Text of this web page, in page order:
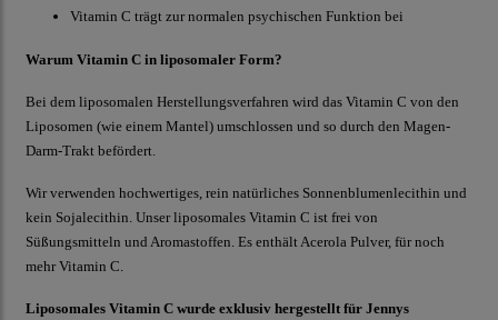
Vitamin C trägt zur normalen psychischen Funktion bei
Warum Vitamin C in liposomaler Form?
Bei dem liposomalen Herstellungsverfahren wird das Vitamin C von den
Liposomen (wie einem Mantel) umschlossen und so durch den Magen-
Darm-Trakt befördert.
Wir verwenden hochwertiges, rein natürliches Sonnenblumenlecithin und
kein Sojalecithin. Unser liposomales Vitamin C ist frei von
Süßungsmitteln und Aromastoffen. Es enthält Acerola Pulver, für noch
mehr Vitamin C.
Liposomales Vitamin C wurde exklusiv hergestellt für Jennys